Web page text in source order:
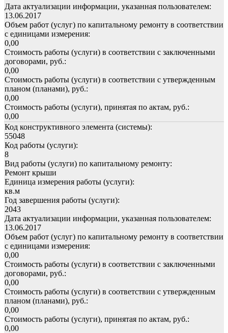
Дата актуализации информации, указанная пользователем:
13.06.2017
Объем работ (услуг) по капитальному ремонту в соответствии
с единицами измерения:
0,00
Стоимость работы (услуги) в соответствии с заключенными
договорами, руб.:
0,00
Стоимость работы (услуги) в соответствии с утвержденным
планом (планами), руб.:
0,00
Стоимость работы (услуги), принятая по актам, руб.:
0,00
Код конструктивного элемента (системы):
55048
Код работы (услуги):
8
Вид работы (услуги) по капитальному ремонту:
Ремонт крыши
Единица измерения работы (услуги):
кв.м
Год завершения работы (услуги):
2043
Дата актуализации информации, указанная пользователем:
13.06.2017
Объем работ (услуг) по капитальному ремонту в соответствии
с единицами измерения:
0,00
Стоимость работы (услуги) в соответствии с заключенными
договорами, руб.:
0,00
Стоимость работы (услуги) в соответствии с утвержденным
планом (планами), руб.:
0,00
Стоимость работы (услуги), принятая по актам, руб.:
0,00